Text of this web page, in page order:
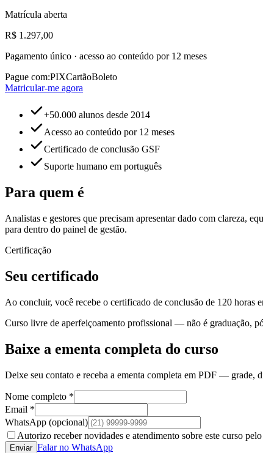
Matrícula aberta
R$ 1.297,00
Pagamento único · acesso ao conteúdo por 12 meses
Pague com:PIXCartãoBoleto
Matricular-me agora
+50.000 alunos desde 2014
Acesso ao conteúdo por 12 meses
Certificado de conclusão GSF
Suporte humano em português
Para quem é
Analistas e gestores que precisam apresentar dado com clareza,
para dentro do painel de gestão.
Certificação
Seu certificado
Ao concluir, você recebe o certificado de conclusão de 120 horas
Curso livre de aperfeiçoamento profissional — não é graduação,
Baixe a ementa completa do curso
Deixe seu contato e receba a ementa completa em PDF — grade,
Nome completo *
Email *
WhatsApp (opcional)
Autorizo receber novidades e atendimento sobre este curso
Enviar Falar no WhatsApp